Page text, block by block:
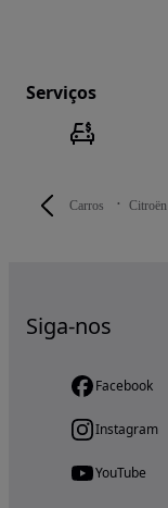
Carros Citroën
Serviços
Siga-nos
Facebook
Instagram
YouTube